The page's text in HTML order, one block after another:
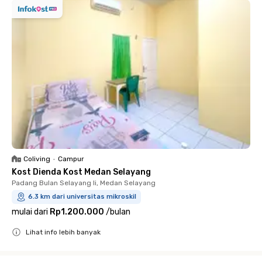
Coliving • Campur
Kost Dienda Kost Medan Selayang
Padang Bulan Selayang Ii, Medan Selayang
6.3 km dari universitas mikroskil
mulai dari Rp1.200.000 /bulan
Lihat info lebih banyak